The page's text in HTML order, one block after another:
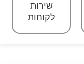
שירות
לקוחות